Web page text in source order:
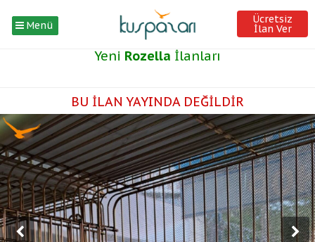
Menü Ücretsiz
İlan Ver
Yeni Rozella İlanları
BU İLAN YAYINDA DEĞİLDİR